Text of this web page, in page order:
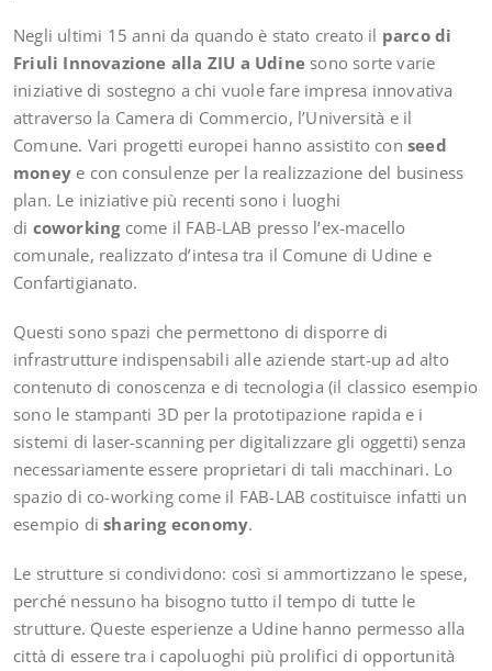
Negli ultimi 15 anni da quando è stato creato il parco di
Friuli Innovazione alla ZIU a Udine sono sorte varie
iniziative di sostegno a chi vuole fare impresa innovativa
attraverso la Camera di Commercio, l’Università e il
Comune. Vari progetti europei hanno assistito conseed
money e con consulenze per la realizzazione del business
plan. Le iniziative più recenti sono i luoghi
di coworkingcome il FAB-LAB presso l’ex-macello
comunale, realizzato d’intesa tra il Comune di Udine e
Confartigianato.
Questi sono spazi che permettono di disporre di
infrastrutture indispensabili alle aziende start-up ad alto
contenuto di conoscenza e di tecnologia (il classico esempio
sono le stampanti 3D per la prototipazione rapida e i
sistemi di laser-scanning per digitalizzare gli oggetti) senza
necessariamente essere proprietari di tali macchinari. Lo
spazio di co-working come il FAB-LAB costituisce infatti un
esempio disharing economy.
Le strutture si condividono: così si ammortizzano le spese,
perché nessuno ha bisogno tutto il tempo di tutte le
strutture. Queste esperienze a Udine hanno permesso alla
città di essere tra i capoluoghi più prolifici di opportunità